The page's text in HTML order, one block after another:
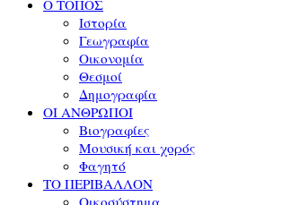
Ο ΤΟΠΟΣ
Ιστορία
Γεωγραφία
Οικονομία
Θεσμοί
Δημογραφία
ΟΙ ΑΝΘΡΩΠΟΙ
Βιογραφίες
Μουσική και χορός
Φαγητό
ΤΟ ΠΕΡΙΒΑΛΛΟΝ
Οικοσύστημα